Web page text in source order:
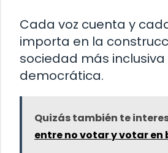
Cada voz cuenta y
importa en la
sociedad más inclusiva
democrática.
Quizás también te
entre no votar y votar en